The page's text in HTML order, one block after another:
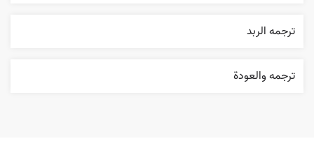
ترجمه الربد
ترجمه والعودة